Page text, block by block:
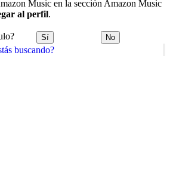
buscando?
Music en la sección Amazon Music
al perfil.
Sí No